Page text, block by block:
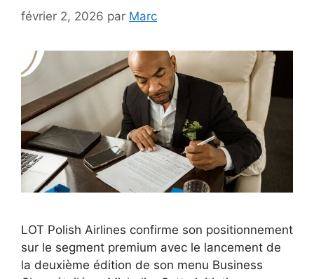
février 2, 2026 par Marc
LOT Polish Airlines confirme son positionnement
sur le segment premium avec le lancement de
la deuxième édition de son menu Business